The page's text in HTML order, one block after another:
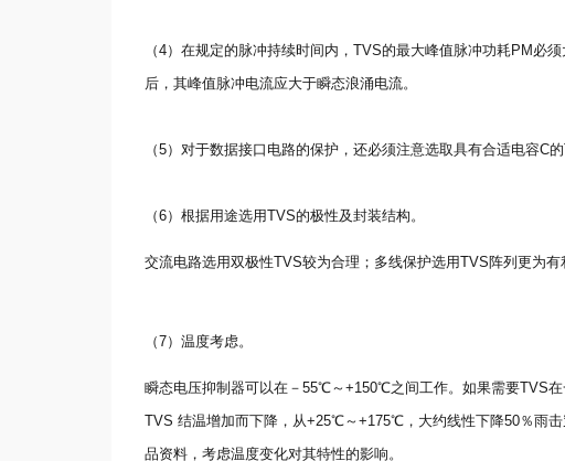
（4）在规定的脉冲持续时间内，TVS的最大峰值脉冲功耗PM必
后，其峰值脉冲电流应大于瞬态浪涌电流。
（5）对于数据接口电路的保护，还必须注意选取具有合适电容C的
（6）根据用途选用TVS的极性及封装结构。
交流电路选用双极性TVS较为合理；多线保护选用TVS阵列更为有
（7）温度考虑。
瞬态电压抑制器可以在－55℃～+150℃之间工作。如果需要TVS
TVS 结温增加而下降，从+25℃～+175℃，大约线性下降50％雨
品资料，考虑温度变化对其特性的影响。